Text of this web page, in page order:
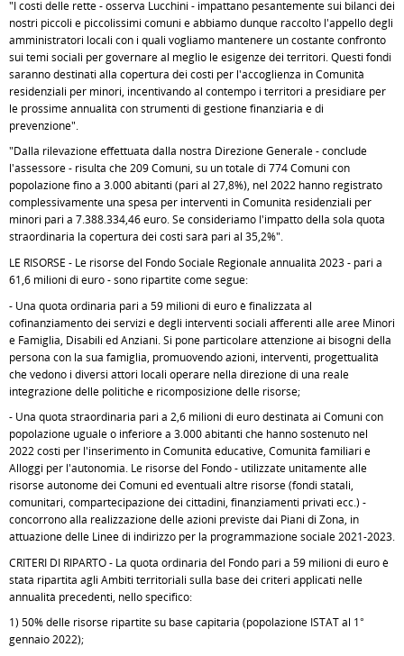
"I costi delle rette - osserva Lucchini - impattano pesantemente sui bilanci dei
nostri piccoli e piccolissimi comuni e abbiamo dunque raccolto l'appello degli
amministratori locali con i quali vogliamo mantenere un costante confronto
sui temi sociali per governare al meglio le esigenze dei territori. Questi fondi
saranno destinati alla copertura dei costi per l'accoglienza in Comunità
residenziali per minori, incentivando al contempo i territori a presidiare per
le prossime annualità con strumenti di gestione finanziaria e di
prevenzione".
"Dalla rilevazione effettuata dalla nostra Direzione Generale - conclude
l'assessore - risulta che 209 Comuni, su un totale di 774 Comuni con
popolazione fino a 3.000 abitanti (pari al 27,8%), nel 2022 hanno registrato
complessivamente una spesa per interventi in Comunità residenziali per
minori pari a 7.388.334,46 euro. Se consideriamo l'impatto della sola quota
straordinaria la copertura dei costi sarà pari al 35,2%".
LE RISORSE - Le risorse del Fondo Sociale Regionale annualità 2023 - pari a
61,6 milioni di euro - sono ripartite come segue:
- Una quota ordinaria pari a 59 milioni di euro è finalizzata al
cofinanziamento dei servizi e degli interventi sociali afferenti alle aree Minori
e Famiglia, Disabili ed Anziani. Si pone particolare attenzione ai bisogni della
persona con la sua famiglia, promuovendo azioni, interventi, progettualità
che vedono i diversi attori locali operare nella direzione di una reale
integrazione delle politiche e ricomposizione delle risorse;
- Una quota straordinaria pari a 2,6 milioni di euro destinata ai Comuni con
popolazione uguale o inferiore a 3.000 abitanti che hanno sostenuto nel
2022 costi per l'inserimento in Comunità educative, Comunità familiari e
Alloggi per l'autonomia. Le risorse del Fondo - utilizzate unitamente alle
risorse autonome dei Comuni ed eventuali altre risorse (fondi statali,
comunitari, compartecipazione dei cittadini, finanziamenti privati ecc.) -
concorrono alla realizzazione delle azioni previste dai Piani di Zona, in
attuazione delle Linee di indirizzo per la programmazione sociale 2021-2023.
CRITERI DI RIPARTO - La quota ordinaria del Fondo pari a 59 milioni di euro è
stata ripartita agli Ambiti territoriali sulla base dei criteri applicati nelle
annualità precedenti, nello specifico:
1) 50% delle risorse ripartite su base capitaria (popolazione ISTAT al 1°
gennaio 2022);